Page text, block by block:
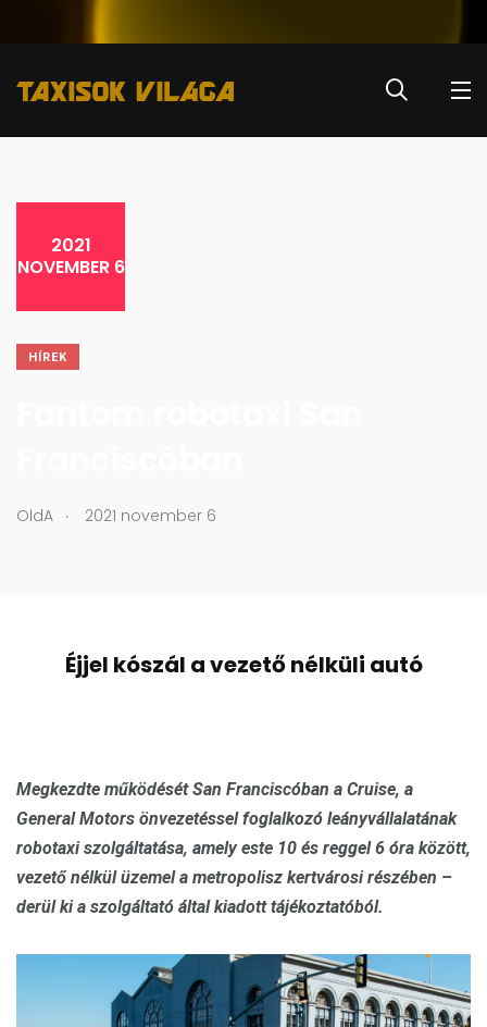
2021
NOVEMBER 6
HÍREK
OldA . 2021 november 6
Éjjel kószál a vezető nélküli autó
Megkezdte működését San Franciscóban a Cruise, a
General Motors önvezetéssel foglalkozó leányvállalatának
robotaxi szolgáltatása, amely este 10 és reggel 6 óra között,
vezető nélkül üzemel a metropolisz kertvárosi részében –
derül ki a szolgáltató által kiadott tájékoztatóból.